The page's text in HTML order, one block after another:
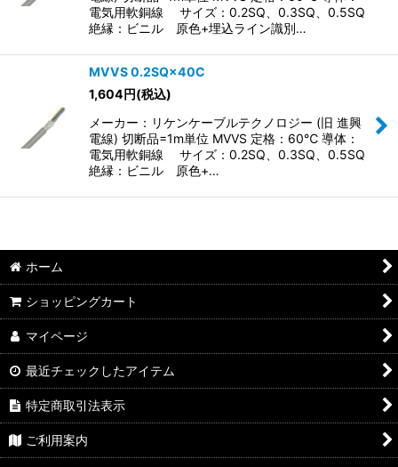
電気用軟銅線 サイズ：0.2SQ、0.3SQ、0.5SQ
絶縁：ビニル 原色+埋込ライン識別…
MVVS 0.2SQ×40C
1,604円(税込)
メーカー：リケンケーブルテクノロジー (旧 進興
電線) 切断品=1m単位 MVVS 定格：60℃ 導体：
電気用軟銅線 サイズ：0.2SQ、0.3SQ、0.5SQ
絶縁：ビニル 原色+…
ホーム
ショッピングカート
マイページ
最近チェックしたアイテム
特定商取引法表示
ご利用案内